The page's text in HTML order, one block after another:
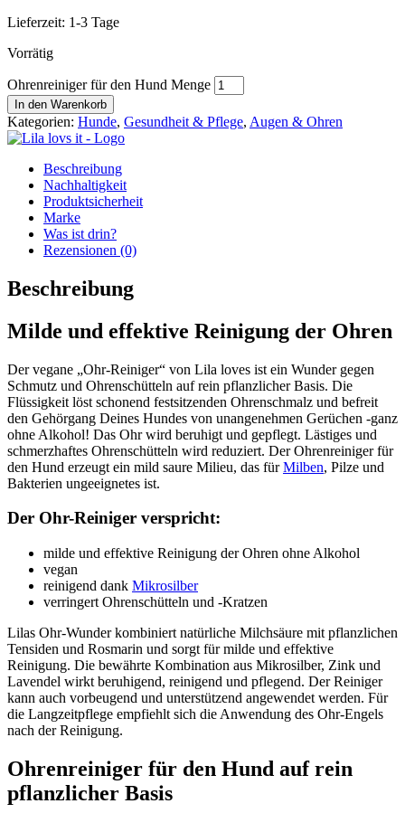
Lieferzeit: 1-3 Tage
Vorrätig
Ohrenreiniger für den Hund Menge
In den Warenkorb
Kategorien: Hunde, Gesundheit & Pflege, Augen & Ohren
Beschreibung
Nachhaltigkeit
Produktsicherheit
Marke
Was ist drin?
Rezensionen (0)
Beschreibung
Milde und effektive Reinigung der Ohren
Der vegane „Ohr-Reiniger“ von Lila loves ist ein Wunder gegen
Schmutz und Ohrenschütteln auf rein pflanzlicher Basis. Die
Flüssigkeit löst schonend festsitzenden Ohrenschmalz und befreit
den Gehörgang Deines Hundes von unangenehmen Gerüchen -ganz
ohne Alkohol! Das Ohr wird beruhigt und gepflegt. Lästiges und
schmerzhaftes Ohrenschütteln wird reduziert. Der Ohrenreiniger für
den Hund erzeugt ein mild saure Milieu, das fürMilben, Pilze und
Bakterien ungeeignetes ist.
Der Ohr-Reiniger verspricht:
milde und effektive Reinigung der Ohren ohne Alkohol
vegan
reinigend dank Mikrosilber
verringert Ohrenschütteln und -Kratzen
Lilas Ohr-Wunder kombiniert natürliche Milchsäure mit pflanzlichen
Tensiden und Rosmarin und sorgt für milde und effektive
Reinigung. Die bewährte Kombination aus Mikrosilber, Zink und
Lavendel wirkt beruhigend, reinigend und pflegend. Der Reiniger
kann auch vorbeugend und unterstützend angewendet werden. Für
die Langzeitpflege empfiehlt sich die Anwendung des Ohr-Engels
nach der Reinigung.
Ohrenreiniger für den Hund auf rein
pflanzlicher Basis